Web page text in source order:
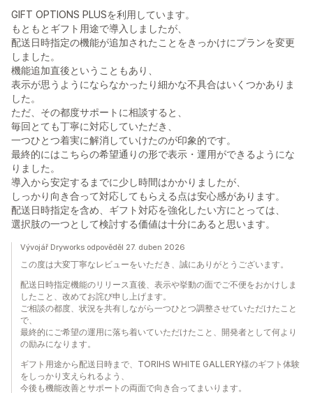
GIFT OPTIONS PLUSを利用しています。
もともとギフト用途で導入しましたが、
配送日時指定の機能が追加されたことをきっかけにプランを変更
しました。
機能追加直後ということもあり、
表示が思うようにならなかったり細かな不具合はいくつかありま
した。
ただ、その都度サポートに相談すると、
毎回とても丁寧に対応していただき、
一つひとつ着実に解消していけたのが印象的です。
最終的にはこちらの希望通りの形で表示・運用ができるようにな
りました。
導入から安定するまでに少し時間はかかりましたが、
しっかり向き合って対応してもらえる点は安心感があります。
配送日時指定を含め、ギフト対応を強化したい方にとっては、
選択肢の一つとして検討する価値は十分にあると思います。
Vývojář Dryworks odpověděl 27. duben 2026
この度は大変丁寧なレビューをいただき、誠にありがとうございます。
配送日時指定機能のリリース直後、表示や挙動の面でご不便をおかけしま
したこと、改めてお詫び申し上げます。
ご相談の都度、状況を共有しながら一つひとつ調整させていただけたこと
で、
最終的にご希望の運用に落ち着いていただけたこと、開発者として何より
の励みになります。
ギフト用途から配送日時まで、TORIHS WHITE GALLERY様のギフト体験
をしっかり支えられるよう、
今後も機能改善とサポートの両面で向き合ってまいります。